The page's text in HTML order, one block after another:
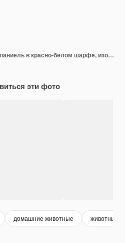
Кавалер кинг чарльз спаниель в красно-белом шарфе, изолированном на белом
эти фото
домашние животные животные